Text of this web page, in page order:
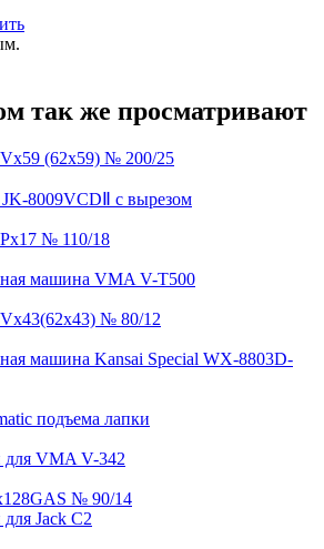
так же просматривают
(62x59) № 200/25
8009VCDⅡ с вырезом
№ 110/18
машина VMA V-T500
№ 80/12
машина Kansai Special WX-8803D-
подъема лапки
VMA V-342
№ 90/14
Jack C2